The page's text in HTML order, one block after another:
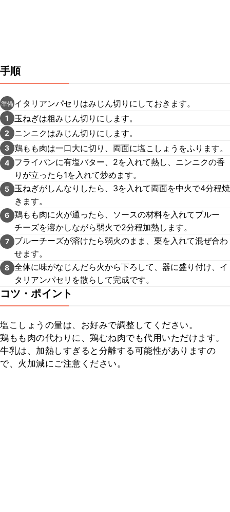
手順
準備 イタリアンパセリはみじん切りにしておきます。
1 玉ねぎは粗みじん切りにします。
2 ニンニクはみじん切りにします。
3 鶏もも肉は一口大に切り、両面に塩こしょうをふります。
4
フライパンに有塩バター、2を入れて熱し、ニンニクの香
りが立ったら1を入れて炒めます。
5
玉ねぎがしんなりしたら、3を入れて両面を中火で4分程焼
きます。
6 鶏もも肉に火が通ったら、ソースの材料を入れてブルー
チーズを溶かしながら弱火で2分程加熱します。
7
ブルーチーズが溶けたら弱火のまま、栗を入れて混ぜ合わ
せます。
8 全体に味がなじんだら火から下ろして、器に盛り付け、イ
タリアンパセリを散らして完成です。
コツ・ポイント
塩こしょうの量は、お好みで調整してください。
鶏もも肉の代わりに、鶏むね肉でも代用いただけます。
牛乳は、加熱しすぎると分離する可能性がありますの
で、火加減にご注意ください。